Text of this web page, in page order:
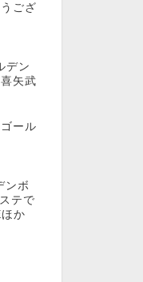
ござ
デン
矢武
ール
ンボ
テで
か